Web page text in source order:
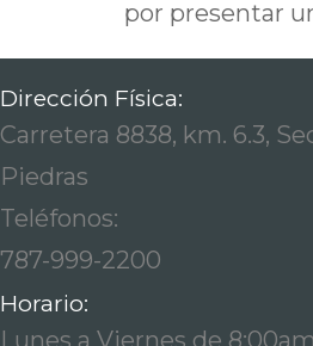
por presentar
Dirección Física:
Carretera 8838, km. 6.3,
Piedras
Teléfonos:
787-999-2200
Horario:
Lunes a Viernes de